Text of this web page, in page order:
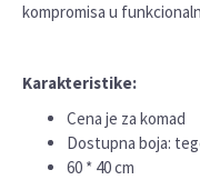
kompromisa u
Karakteristike:
Cena je za komad
Dostupna boja:
60 * 40 cm